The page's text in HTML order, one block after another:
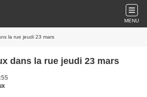
MENU
la rue jeudi 23 mars
dans la rue jeudi 23 mars